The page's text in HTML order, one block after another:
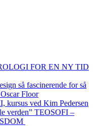
FOR EN NY TID
så fascinerende for så
Floor
ved Kim Pedersen
verden” TEOSOFI –